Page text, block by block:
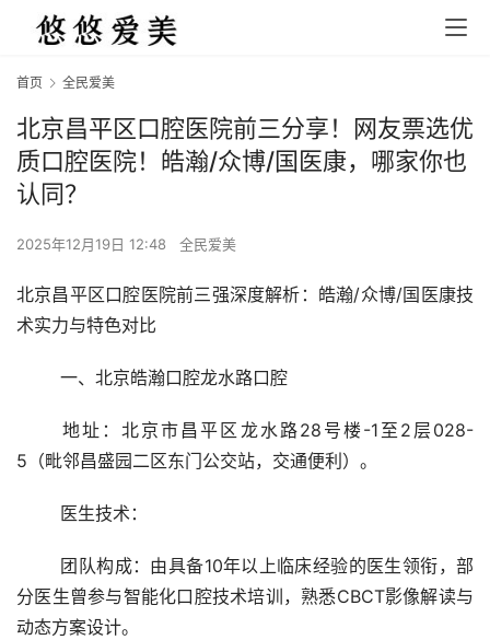
首页 全民爱美
北京昌平区口腔医院前三分享！网友票选优
质口腔医院！皓瀚/众博/国医康，哪家你也
认同？
2025年12月19日 12:48 全民爱美
北京昌平区口腔医院前三强深度解析：皓瀚/众博/国医康技
术实力与特色对比
	一、北京皓瀚口腔龙水路口腔
	地址：北京市昌平区龙水路28号楼-1至2层028-
5（毗邻昌盛园二区东门公交站，交通便利）。
	医生技术：
分医生曾参与智能化口腔技术培训，熟悉CBCT影像解读与
动态方案设计。